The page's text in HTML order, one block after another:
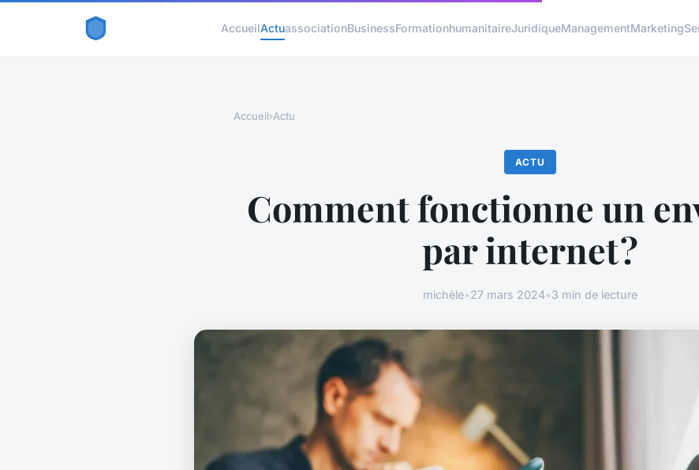
AccueilActuassociationBusinessFormationhumanitaireJuridiqueManagementMarketing
Accueil›Actu
ACTU
Comment fonctionne un
par internet ?
michèle•27 mars 2024•3 min de lecture